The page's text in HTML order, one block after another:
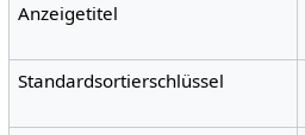
Anzeigetitel
Standardsortierschlüssel